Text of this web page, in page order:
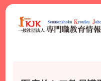
Skip
content